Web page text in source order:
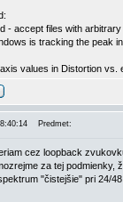
- accept files with
is tracking the peak
values in Distortion vs.
Predmet:
cez loopback
za tej
"čistejšie" pri 24/